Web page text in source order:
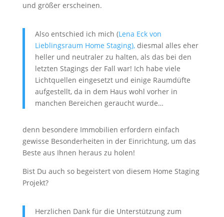
und größer erscheinen.
Also entschied ich mich (Lena Eck von
Lieblingsraum Home Staging), diesmal alles eher
heller und neutraler zu halten, als das bei den
letzten Stagings der Fall war! Ich habe viele
Lichtquellen eingesetzt und einige Raumdüfte
aufgestellt, da in dem Haus wohl vorher in
manchen Bereichen geraucht wurde…
denn besondere Immobilien erfordern einfach
gewisse Besonderheiten in der Einrichtung, um das
Beste aus Ihnen heraus zu holen!
Bist Du auch so begeistert von diesem Home Staging
Projekt?
Herzlichen Dank für die Unterstützung zum